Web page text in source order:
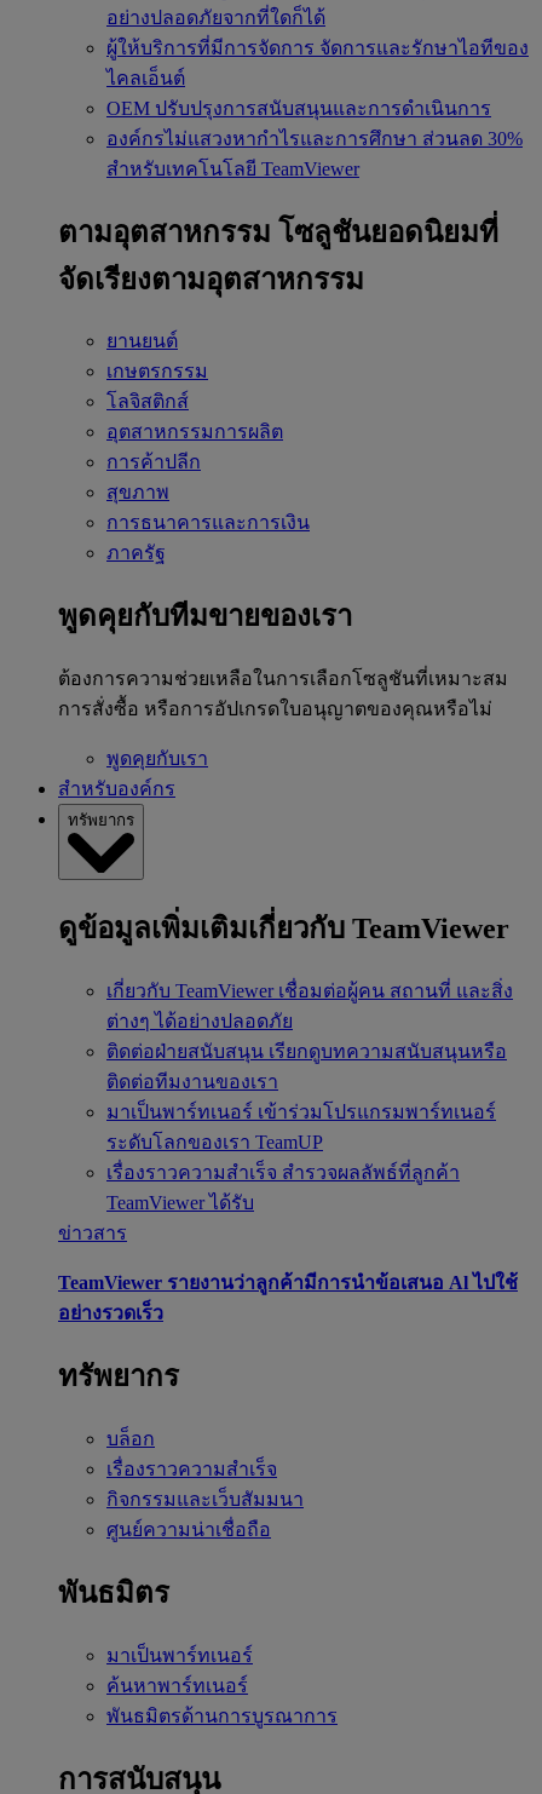
อย่างปลอดภัยจากที่ใดก็ได้
ผู้ให้บริการที่มีการจัดการ จัดการและรักษาไอทีของ
ไคลเอ็นต์
OEM ปรับปรุงการสนับสนุนและการดำเนินการ
องค์กรไม่แสวงหากำไรและการศึกษา ส่วนลด 30%
สำหรับเทคโนโลยี TeamViewer
ตามอุตสาหกรรม โซลูชันยอดนิยมที่
จัดเรียงตามอุตสาหกรรม
ยานยนต์
เกษตรกรรม
โลจิสติกส์
อุตสาหกรรมการผลิต
การค้าปลีก
สุขภาพ
การธนาคารและการเงิน
ภาครัฐ
พูดคุยกับทีมขายของเรา
ต้องการความช่วยเหลือในการเลือกโซลูชันที่เหมาะสม
การสั่งซื้อ หรือการอัปเกรดใบอนุญาตของคุณหรือไม่
พูดคุยกับเรา
สำหรับองค์กร
ทรัพยากร
ดูข้อมูลเพิ่มเติมเกี่ยวกับ TeamViewer
เกี่ยวกับ TeamViewer เชื่อมต่อผู้คน สถานที่ และสิ่ง
ต่างๆ ได้อย่างปลอดภัย
ติดต่อฝ่ายสนับสนุน เรียกดูบทความสนับสนุนหรือ
ติดต่อทีมงานของเรา
มาเป็นพาร์ทเนอร์ เข้าร่วมโปรแกรมพาร์ทเนอร์
ระดับโลกของเรา TeamUP
เรื่องราวความสำเร็จ สำรวจผลลัพธ์ที่ลูกค้า
TeamViewer ได้รับ
ข่าวสาร
TeamViewer รายงานว่าลูกค้ามีการนำข้อเสนอ Al ไปใช้
อย่างรวดเร็ว
ทรัพยากร
บล็อก
เรื่องราวความสำเร็จ
กิจกรรมและเว็บสัมมนา
ศูนย์ความน่าเชื่อถือ
พันธมิตร
มาเป็นพาร์ทเนอร์
ค้นหาพาร์ทเนอร์
พันธมิตรด้านการบูรณาการ
การสนับสนุน